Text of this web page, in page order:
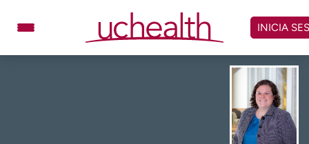
contenido
INICIA